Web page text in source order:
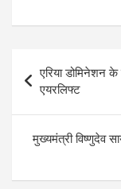
ce
o
o
k
se
n
g
er
Post
navigation
एरिया डोमिनेशन
एयरलिफ्ट
मुख्यमंत्री विष्णुदेव